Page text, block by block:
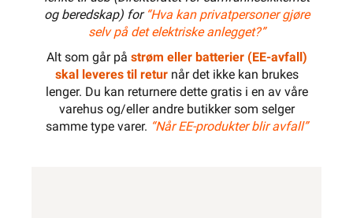
og beredskap) for “Hva kan privatpersoner gjøre
selv på det elektriske anlegget?”
Alt som går på strøm eller batterier (EE-avfall)
skal leveres til returnår det ikke kan brukes
lenger. Du kan returnere dette gratis i en av våre
varehus og/eller andre butikker som selger
samme type varer. “Når EE-produkter blir avfall”